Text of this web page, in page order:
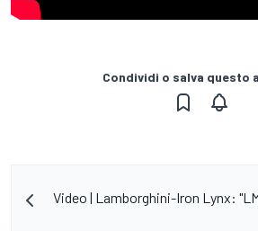
Condividi o salva questo
Video | Lamborghini-Iron Lynx: